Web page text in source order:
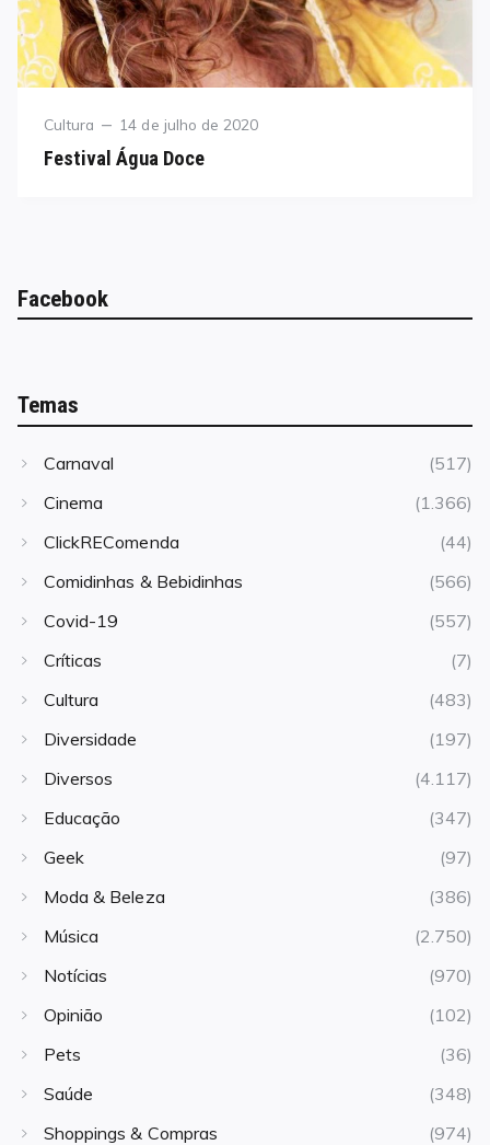
Category
Cultura
Posted
on
14 de julho de 2020
Festival Água Doce
Facebook
Temas
Carnaval
(517)
Cinema
(1.366)
ClickREComenda
(44)
Comidinhas & Bebidinhas
(566)
Covid-19
(557)
Críticas
(7)
Cultura
(483)
Diversidade
(197)
Diversos
(4.117)
Educação
(347)
Geek
(97)
Moda & Beleza
(386)
Música
(2.750)
Notícias
(970)
Opinião
(102)
Pets
(36)
Saúde
(348)
Shoppings & Compras
(974)